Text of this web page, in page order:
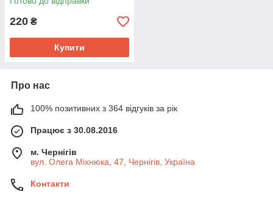
220 ₴
Купити
Про нас
100% позитивних з 364 відгуків за рік
Працює з 30.08.2016
м. Чернігів
вул. Олега Міхнюка, 47, Чернігів, Україна
Контакти